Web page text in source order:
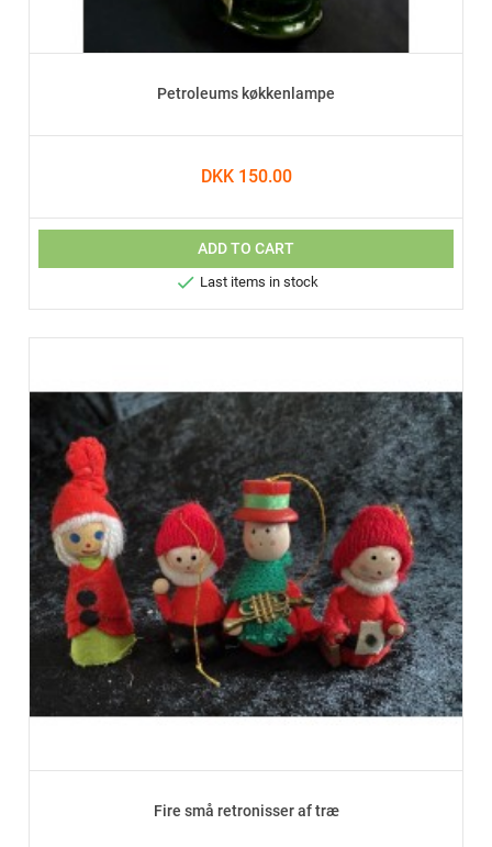
Petroleums køkkenlampe
DKK 150.00
ADD TO CART
 Last items in stock
Fire små retronisser af træ